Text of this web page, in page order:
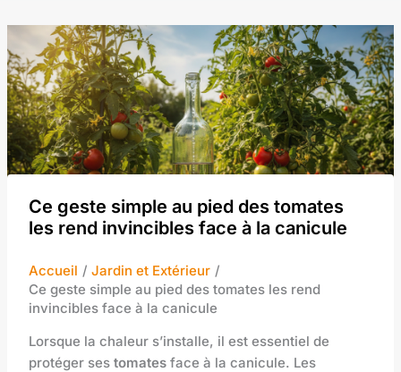
Ce geste simple au pied des tomates
les rend invincibles face à la canicule
Accueil
Jardin et Extérieur
Ce geste simple au pied des tomates les rend
invincibles face à la canicule
Lorsque la chaleur s’installe, il est essentiel de
protéger sestomates face à la canicule. Les